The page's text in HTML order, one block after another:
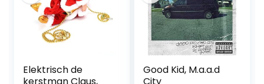
Elektrisch de
Good Kid, M.a.a.d